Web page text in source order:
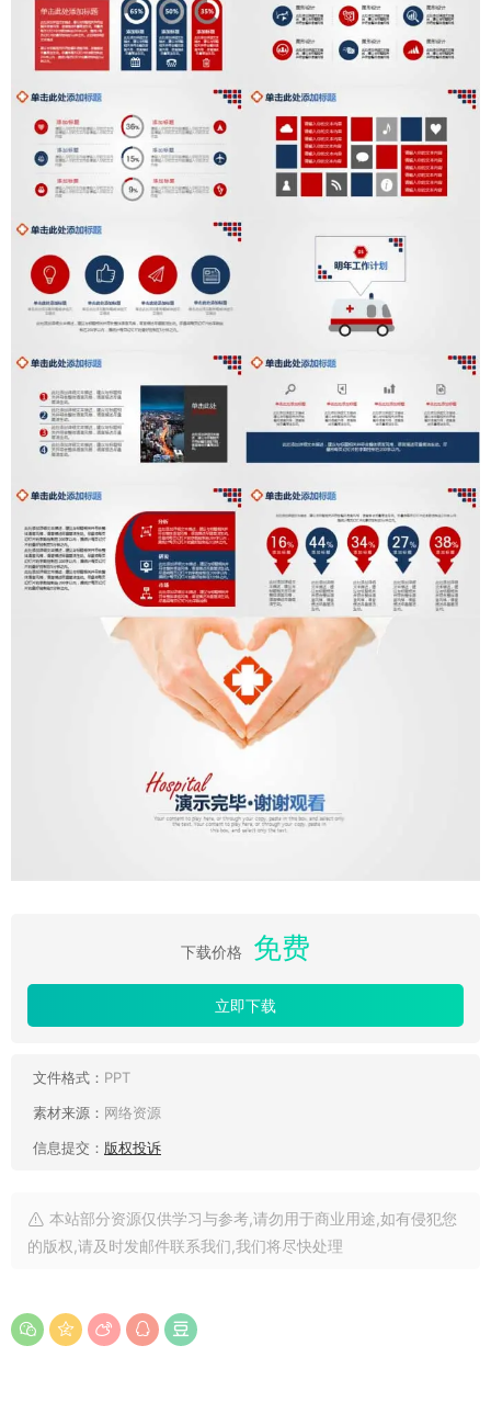
下载价格 免费
立即下载
文件格式： PPT
素材来源： 网络资源
信息提交： 版权投诉
本站部分资源仅供学习与参考,请勿用于商业用途,如有侵犯您
的版权,请及时发邮件联系我们,我们将尽快处理